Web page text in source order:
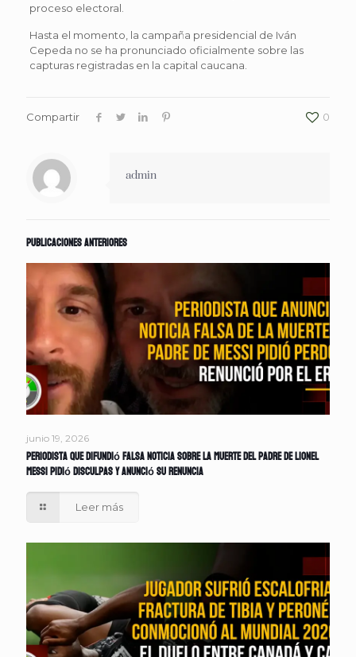
proceso electoral.
Hasta el momento, la campaña presidencial de Iván
Cepeda no se ha pronunciado oficialmente sobre las
capturas registradas en la capital caucana.
Compartir 0
admin
Publicaciones anteriores
junio 19, 2026
Periodista que difundió falsa noticia sobre la muerte del padre de Lionel
Messi pidió disculpas y anunció su renuncia
Leer más